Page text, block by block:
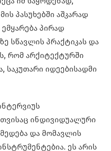
პასუხებში აშკარად
პირად
სწავლის პრაქტიკას და
რომ არქიტექტურში
საკუთარი იდეებისადმი
ინდივიდუალური
და მომავლის
ეს არის